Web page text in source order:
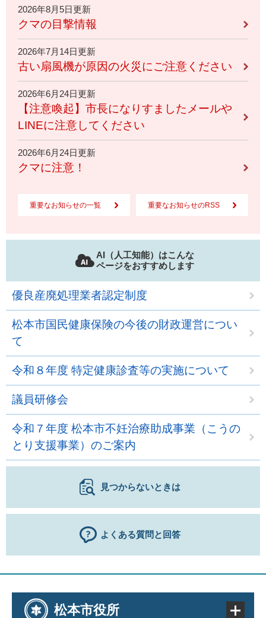
2026年8月5日更新
クマの目撃情報
2026年7月14日更新
古い扇風機が原因の火災にご注意ください
2026年6月24日更新
【注意喚起】市長になりすましたメールや
LINEに注意してください
2026年6月24日更新
クマに注意！
重要なお知らせの一覧 重要なお知らせのRSS
AI（人工知能）はこんな
ページをおすすめします
優良産廃処理業者認定制度
松本市国民健康保険の今後の財政運営につい
て
令和８年度 特定健康診査等の実施について
議員研修会
令和７年度 松本市不妊治療助成事業（こうの
とり支援事業）のご案内
見つからないときは
よくある質問と回答
松本市役所